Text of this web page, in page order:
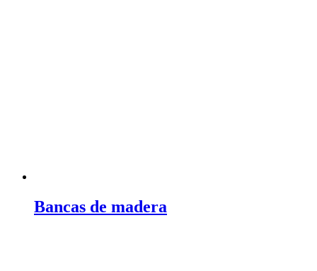
Bancas de madera